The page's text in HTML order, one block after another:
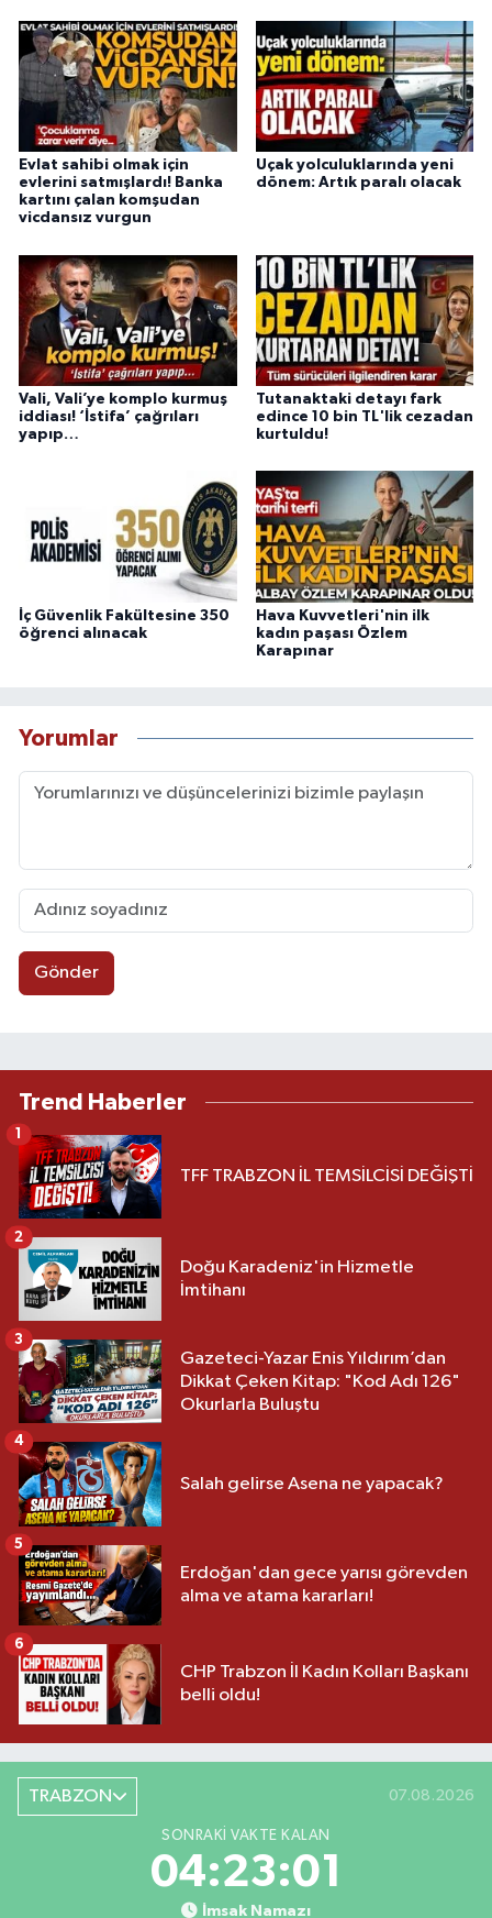
Evlat sahibi olmak için
evlerini satmışlardı! Banka
kartını çalan komşudan
vicdansız vurgun
Uçak yolculuklarında yeni
dönem: Artık paralı olacak
Vali, Vali’ye komplo kurmuş
iddiası! ‘İstifa’ çağrıları
yapıp…
Tutanaktaki detayı fark
edince 10 bin TL'lik cezadan
kurtuldu!
İç Güvenlik Fakültesine 350
öğrenci alınacak
Hava Kuvvetleri'nin ilk
kadın paşası Özlem
Karapınar
Yorumlar
Gönder
Trend Haberler
TFF TRABZON İL TEMSİLCİSİ DEĞİŞTİ
1
Doğu Karadeniz'in Hizmetle
İmtihanı
2
Gazeteci-Yazar Enis Yıldırım’dan
Dikkat Çeken Kitap: "Kod Adı 126"
Okurlarla Buluştu
3
Salah gelirse Asena ne yapacak?
4
Erdoğan'dan gece yarısı görevden
alma ve atama kararları!
5
CHP Trabzon İl Kadın Kolları Başkanı
belli oldu!
6
TRABZON 07.08.2026
SONRAKI VAKTE KALAN
04:23:00
İmsak Namazı